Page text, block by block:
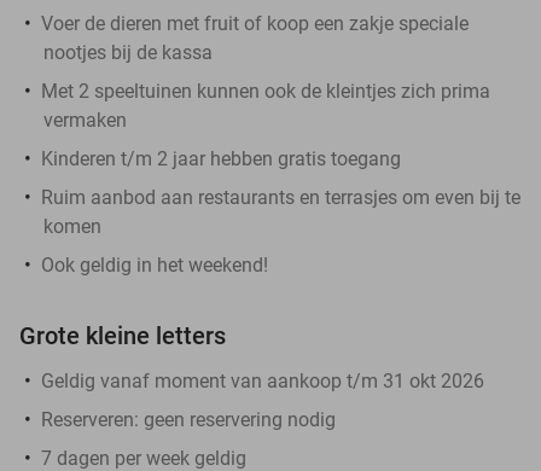
Voer de dieren met fruit of koop een zakje speciale
nootjes bij de kassa
Met 2 speeltuinen kunnen ook de kleintjes zich prima
vermaken
Kinderen t/m 2 jaar hebben gratis toegang
Ruim aanbod aan restaurants en terrasjes om even bij te
komen
Ook geldig in het weekend!
Grote kleine letters
Geldig vanaf moment van aankoop t/m 31 okt 2026
Reserveren: geen reservering nodig
7 dagen per week geldig